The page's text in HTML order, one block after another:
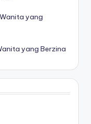
yang
yang Berzina